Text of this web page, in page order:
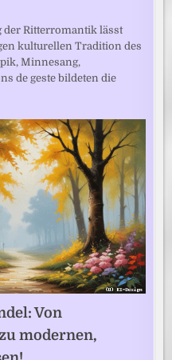
der Ritterromantik lässt
kulturellen Tradition des
Minnesang,
de geste bildeten die
Von
modernen,